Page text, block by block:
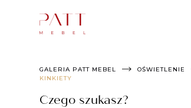
GALERIA PATT MEBEL
OŚWIETLENIE
KINKIETY​
Czego szukasz?